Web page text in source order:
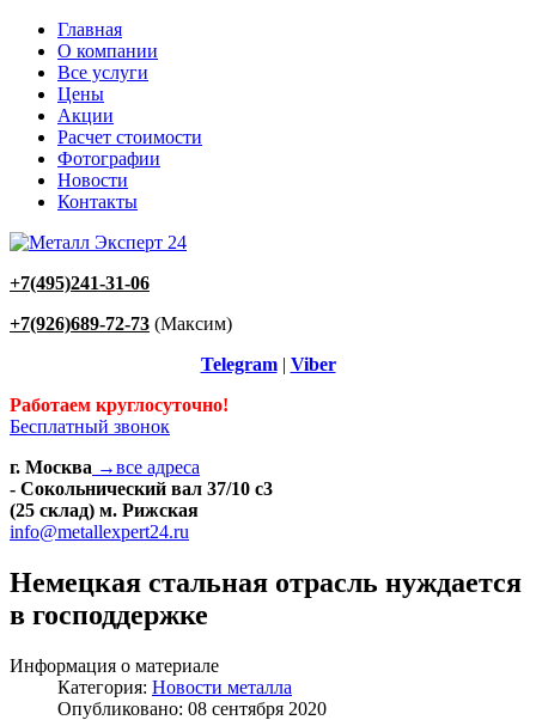
Главная
О компании
Все услуги
Цены
Акции
Расчет стоимости
Фотографии
Новости
Контакты
+7(495)241-31-06
+7(926)689-72-73 (Максим)
Telegram| Viber
Работаем круглосуточно!
Бесплатный звонок
г. Москва →все адреса
- Сокольнический вал 37/10 с3
(25 склад) м. Рижская
info@metallexpert24.ru
Немецкая стальная отрасль нуждается
в господдержке
Информация о материале
Категория: Новости металла
Опубликовано: 08 сентября 2020